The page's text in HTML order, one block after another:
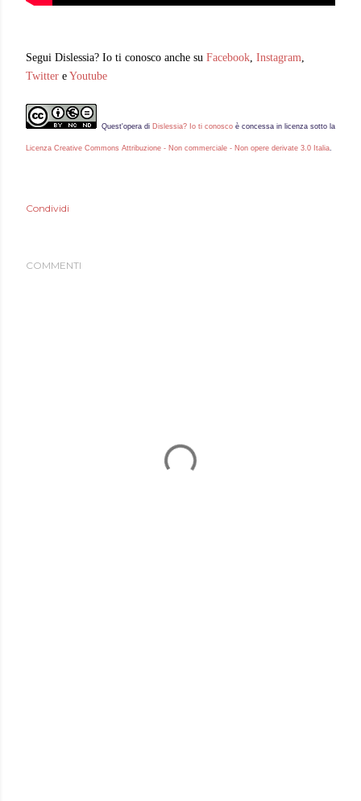
Segui Dislessia? Io ti conosco anche su Facebook, Instagram,
Twitter e Youtube
Quest'opera di Dislessia? Io ti conosco è concessa in licenza sotto la
Licenza Creative Commons Attribuzione - Non commerciale - Non opere derivate 3.0 Italia.
Condividi
COMMENTI